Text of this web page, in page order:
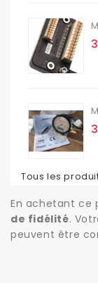
Tous les
En achetant ce
de fidélité.
peuvent être